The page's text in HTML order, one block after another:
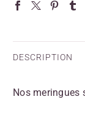
DESCRIPTION
Nos meringues